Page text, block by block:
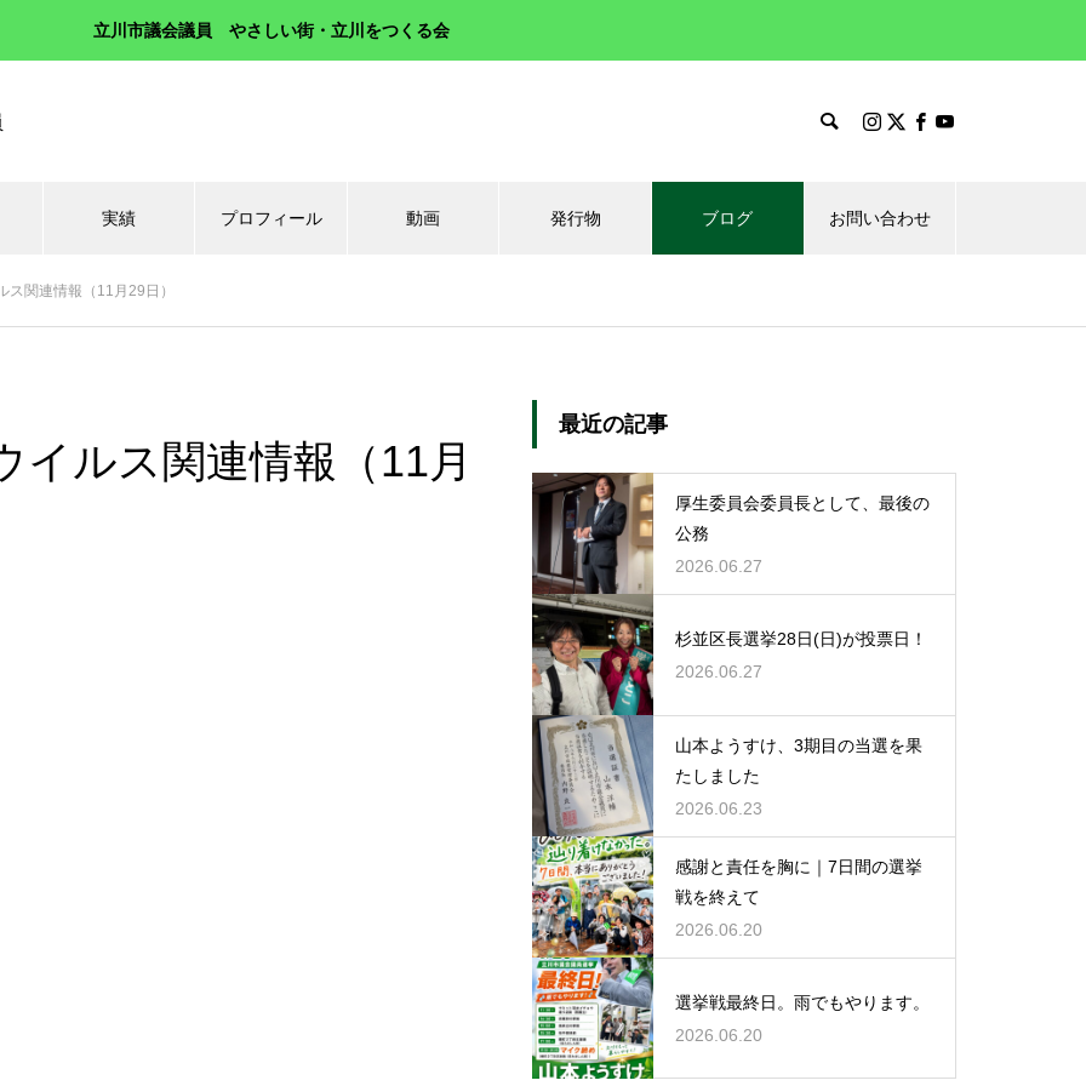
立川市議会議員 やさしい街・立川をつくる会
実績 プロフィール 動画 発行物 ブログ お問い合わせ
関連情報（11月29日）
イルス関連情報（11月
最近の記事
厚生委員会委員長として、最後の
公務
2026.06.27
杉並区長選挙28日(日)が投票日！
2026.06.27
山本ようすけ、3期目の当選を果
たしました
2026.06.23
感謝と責任を胸に｜7日間の選挙
戦を終えて
2026.06.20
選挙戦最終日。雨でもやります。
2026.06.20